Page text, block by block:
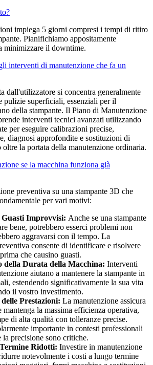
impiega 5 giorni compresi i tempi di ritiro
Pianifichiamo appositamente
minimizzare il downtime.
interventi di manutenzione che fa un
dall'utilizzatore si concentra generalmente
pulizie superficiali, essenziali per il
della stampante. Il Piano di Manutenzione
interventi tecnici avanzati utilizzando
per eseguire calibrazioni precise,
diagnosi approfondite e sostituzioni di
la portata della manutenzione ordinaria.
se la macchina funziona già
preventiva su una stampante 3D che
per vari motivi:
Guasti Improvvisi: Anche se una stampante
bene, potrebbero esserci problemi non
aggravarsi con il tempo. La
consente di identificare e risolvere
che causino guasti.
della Durata della Macchina: Interventi
aiutano a mantenere la stampante in
estendendo significativamente la sua vita
il vostro investimento.
Prestazioni: La manutenzione assicura
mantenga la massima efficienza operativa,
di alta qualità con tolleranze precise.
importante in contesti professionali
la precisione sono critiche.
Ridotti: Investire in manutenzione
notevolmente i costi a lungo termine